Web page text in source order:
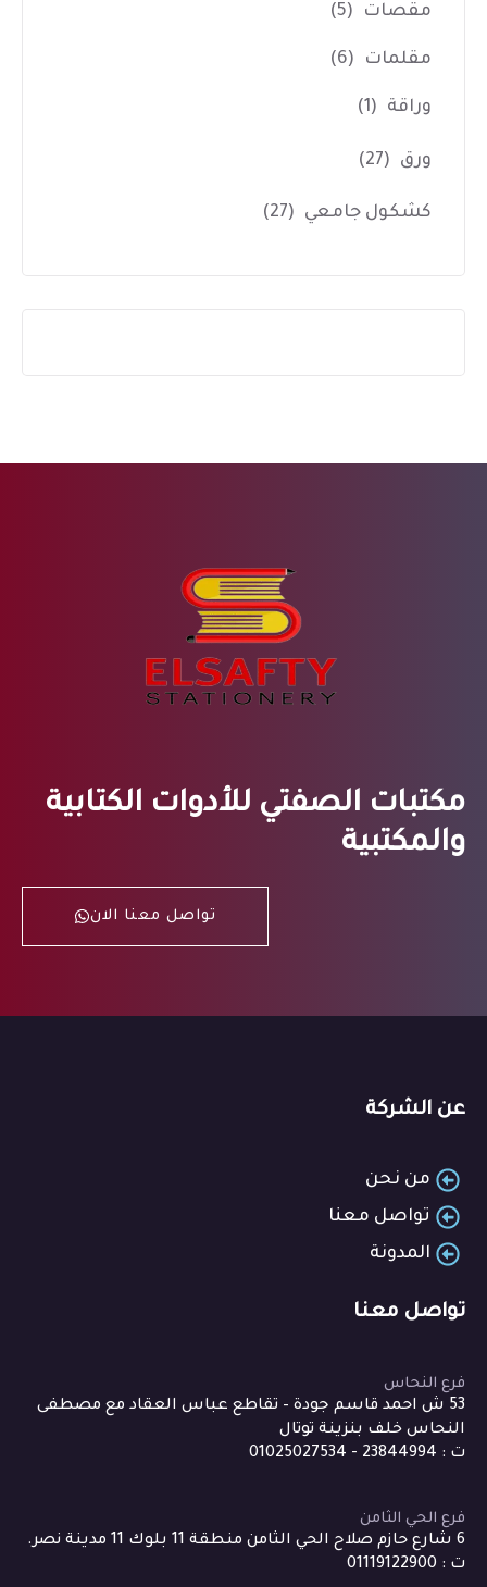
مقصات (5)
مقلمات (6)
وراقة (1)
ورق (27)
كشكول جامعي (27)
مكتبات الصفتي للأدوات الكتابية
والمكتبية
تواصل معنا الان
عن الشركة
من نحن
تواصل معنا
المدونة
تواصل معنا
فرع النحاس
53 ش احمد قاسم جودة – تقاطع عباس العقاد مع مصطفى
النحاس خلف بنزينة توتال
ت : 23844994 - 01025027534
فرع الحي الثامن
6 شارع حازم صلاح الحي الثامن منطقة 11 بلوك 11 مدينة نصر.
ت : 01119122900